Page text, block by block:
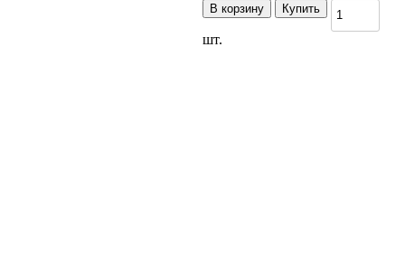
В корзину Купить
шт.